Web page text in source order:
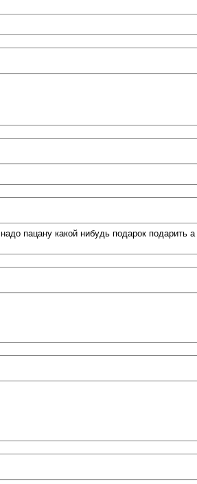
надо пацану какой нибудь подарок подарить